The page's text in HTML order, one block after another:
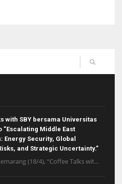
with SBY bersama Universitas
“Escalating Middle East
Energy Security, Global
and Strategic Uncertainty.”
(18/4), “Coffee Talks wit...